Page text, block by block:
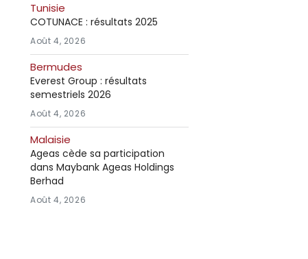
Tunisie
COTUNACE : résultats 2025
Août 4, 2026
Bermudes
Everest Group : résultats
semestriels 2026
Août 4, 2026
Malaisie
Ageas cède sa participation
dans Maybank Ageas Holdings
Berhad
Août 4, 2026